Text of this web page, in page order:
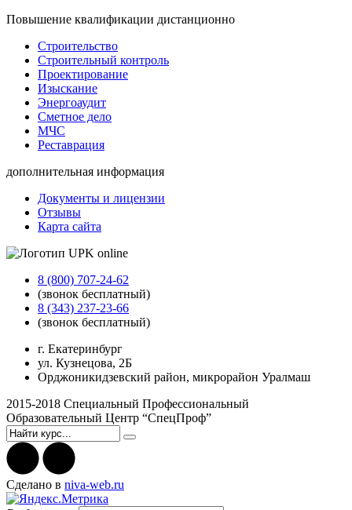
Повышение квалификации дистанционно
Строительство
Строительный контроль
Проектирование
Изыскание
Энергоаудит
Сметное дело
МЧС
Реставрация
дополнительная информация
Документы и лицензии
Отзывы
Карта сайта
8 (800) 707-24-62
(звонок бесплатный)
8 (343) 237-23-66
(звонок бесплатный)
г. Екатеринбург
ул. Кузнецова, 2Б
Орджоникидзевский район, микрорайон Уралмаш
2015-2018 Специальный Профессиональный
Образовательный Центр “СпецПроф”
Cделано в niva-web.ru